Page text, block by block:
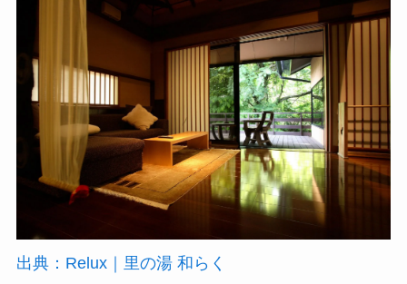
出典：Relux｜里の湯 和らく